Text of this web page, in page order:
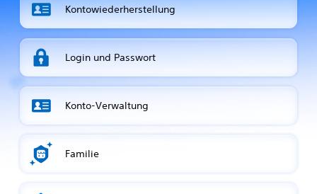
Kontowiederherstellung
Login und Passwort
Konto-Verwaltung
Familie